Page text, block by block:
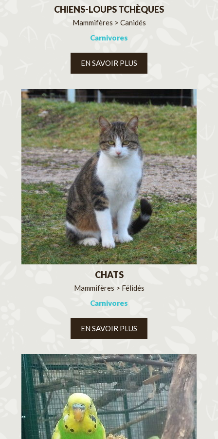
CHIENS-LOUPS TCHÈQUES
Mammifères > Canidés
Carnivores
EN SAVOIR PLUS
CHATS
Mammifères > Félidés
Carnivores
EN SAVOIR PLUS